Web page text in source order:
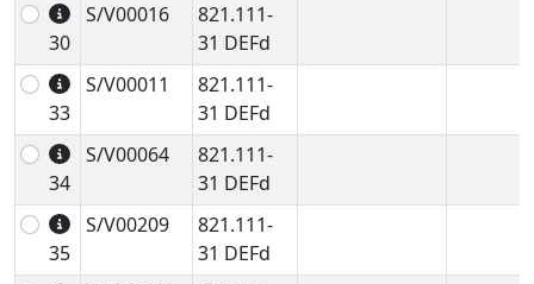
30
S/V00016
821.111-
31 DEFd
33
S/V00011
821.111-
31 DEFd
34
S/V00064
821.111-
31 DEFd
35
S/V00209
821.111-
31 DEFd